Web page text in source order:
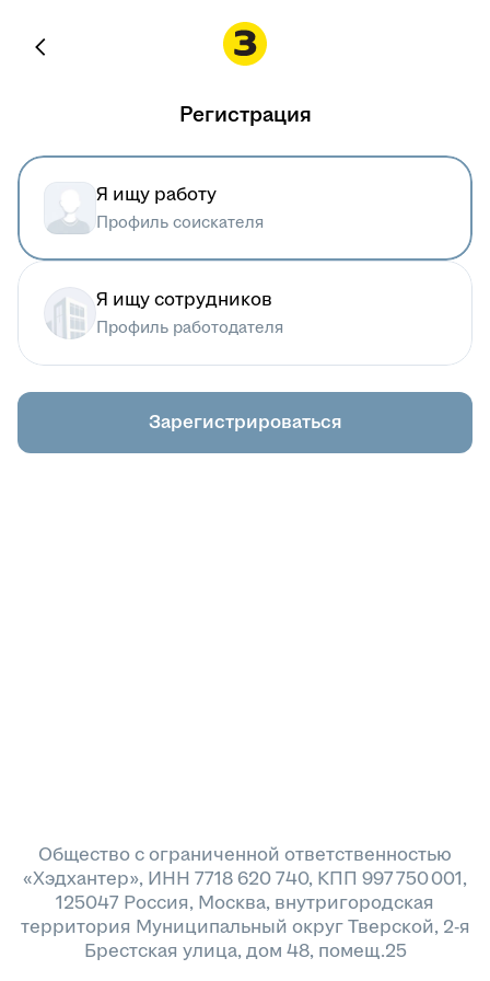
Регистрация
Я ищу работу
Профиль соискателя
Я ищу сотрудников
Профиль работодателя
Зарегистрироваться
Общество с ограниченной ответственностью
«Хэдхантер», ИНН 7718 620 740, КПП 997 750 001,
125047 Россия, Москва, внутригородская
территория Муниципальный округ Тверской, 2-я
Брестская улица, дом 48, помещ.25